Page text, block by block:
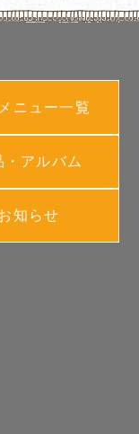
ニュー一覧
・アルバム
知らせ